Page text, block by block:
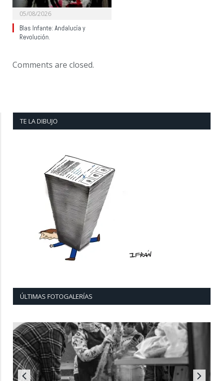
05/08/2026
Blas Infante: Andalucía y
Revolución.
Comments are closed.
TE LA DIBUJO
ÚLTIMAS FOTOGALERÍAS